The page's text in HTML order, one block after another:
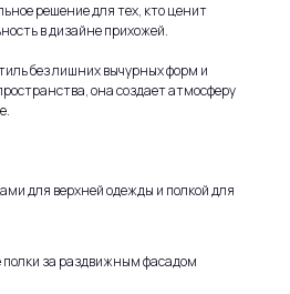
решение для тех, кто ценит
в дизайне прихожей.
без лишних вычурных форм и
она создает атмосферу
для верхней одежды и полкой для
за раздвижным фасадом